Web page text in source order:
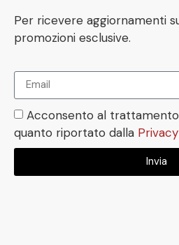
Per ricevere aggiornamenti
promozioni esclusive.
Acconsento al
quanto riportato dalla
Invia